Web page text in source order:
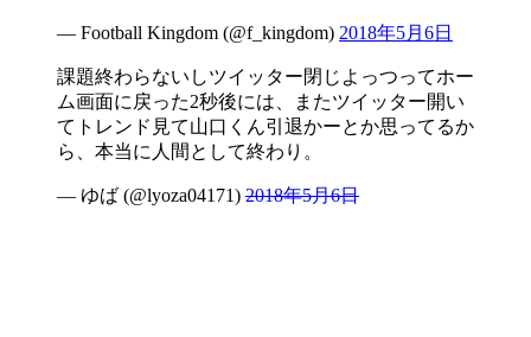
— Football Kingdom (@f_kingdom) 2018年5月6日
課題終わらないしツイッター閉じよっつってホー
ム画面に戻った2秒後には、またツイッター開い
てトレンド見て山口くん引退かーとか思ってるか
ら、本当に人間として終わり。
— ゆば (@lyoza04171) 2018年5月6日